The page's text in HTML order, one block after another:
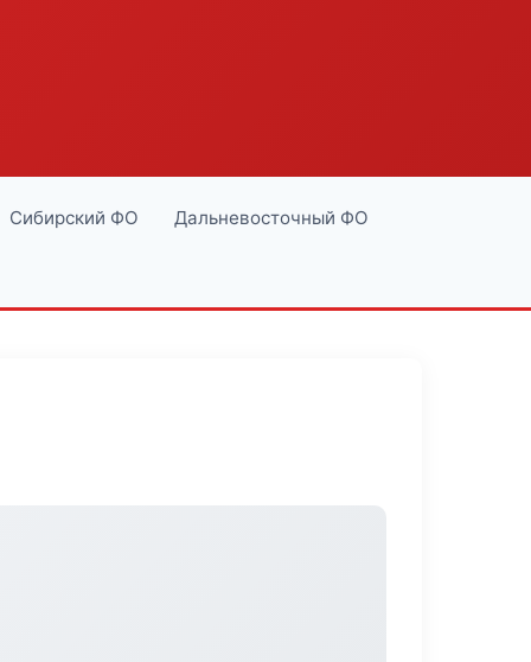
Сибирский ФО Дальневосточный ФО